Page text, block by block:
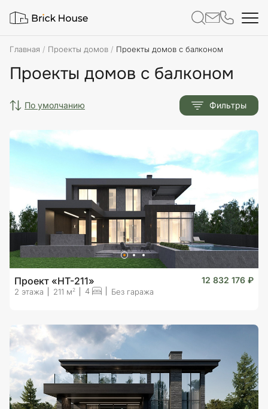
Главная Проекты домов Проекты домов с балконом
Проекты домов с балконом
по умолчанию Фильтры
Проект «HT-211» 12 832 176 ₽
2 этажа 211 м2 4 Без гаража